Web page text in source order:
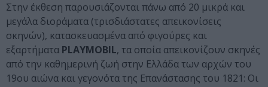
Στην έκθεση παρουσιάζονται πάνω από 20 μικρά και
μεγάλα διοράματα (τρισδιάστατες απεικονίσεις
σκηνών), κατασκευασμένα από φιγούρες και
εξαρτήματα PLAYMOBIL, τα οποία απεικονίζουν σκηνές
από την καθημερινή ζωή στην Ελλάδα των αρχών του
19ου αιώνα και γεγονότα της Επανάστασης του 1821: Οι